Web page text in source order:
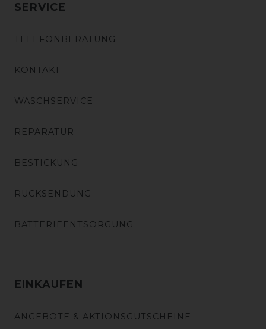
SERVICE
TELEFONBERATUNG
KONTAKT
WASCHSERVICE
REPARATUR
BESTICKUNG
RÜCKSENDUNG
BATTERIEENTSORGUNG
EINKAUFEN
ANGEBOTE & AKTIONSGUTSCHEINE